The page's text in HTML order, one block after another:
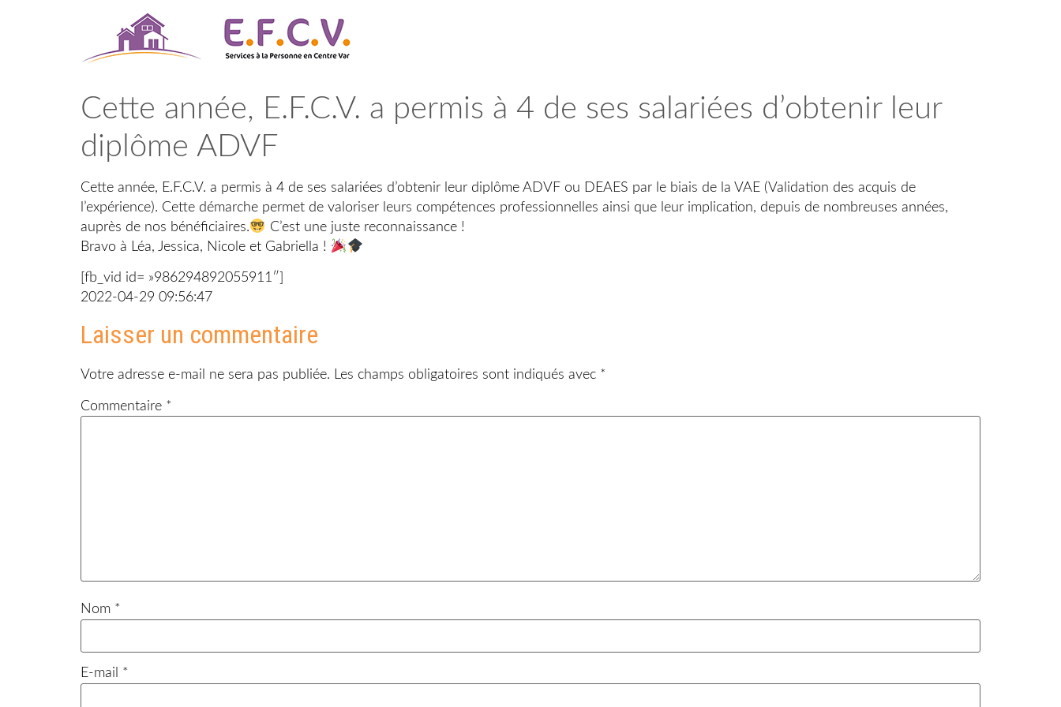
Cette année, E.F.C.V. a permis à 4 de ses salariées d’obtenir leur
diplôme ADVF
Cette année, E.F.C.V. a permis à 4 de ses salariées d’obtenir leur diplôme ADVF ou DEAES par le biais de la VAE (Validation des acquis de
l’expérience). Cette démarche permet de valoriser leurs compétences professionnelles ainsi que leur implication, depuis de nombreuses années,
auprès de nos bénéficiaires.
C’est une juste reconnaissance !
Bravo à Léa, Jessica, Nicole et Gabriella !
[fb_vid id= »986294892055911″]
2022-04-29 09:56:47
Laisser un commentaire
Votre adresse e-mail ne sera pas publiée. Les champs obligatoires sont indiqués avec *
Commentaire *
Nom *
E-mail *